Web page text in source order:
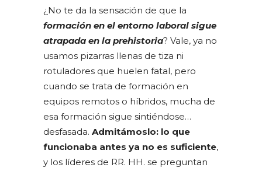
¿No te da la sensación de que la
formación en el entorno laboral sigue
atrapada en la prehistoria? Vale, ya no
usamos pizarras llenas de tiza ni
rotuladores que huelen fatal, pero
cuando se trata de formación en
equipos remotos o híbridos, mucha de
esa formación sigue sintiéndose…
desfasada. Admitámoslo: lo que
funcionaba antes ya no es suficiente,
y los líderes de RR. HH. se preguntan